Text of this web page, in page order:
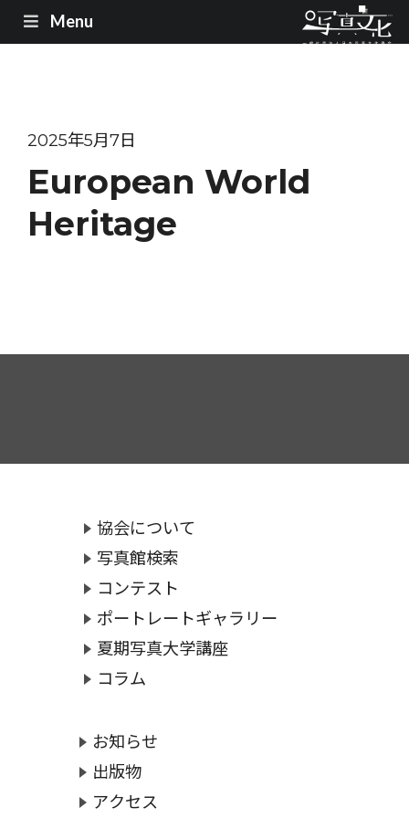
Menu
2025年5月7日
European World
Heritage
協会について
写真館検索
コンテスト
ポートレートギャラリー
夏期写真大学講座
コラム
お知らせ
出版物
アクセス